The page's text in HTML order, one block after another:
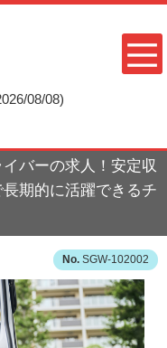
08/08)
バーの求人！安定収
期的に活躍できるチ
SGW-102002